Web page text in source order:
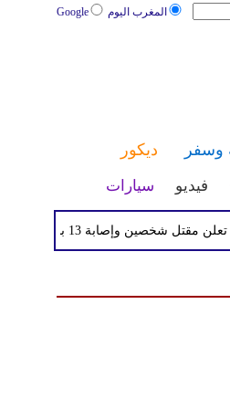
المغرب اليوم Google
وسفر ديكور
فيديو سيارات
13 بانفجار مركبة قرب دمشق